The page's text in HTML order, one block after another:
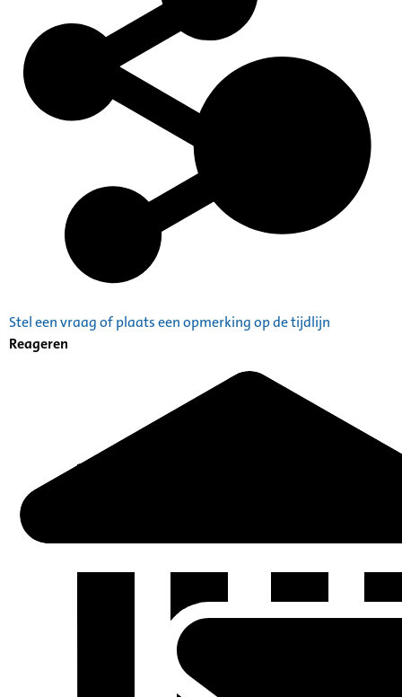
Stel een vraag of plaats een opmerking op de tijdlijn
Reageren